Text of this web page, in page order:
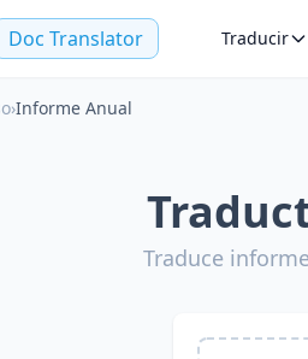
Doc Translator Traducir
›Informe Anual
Traduce